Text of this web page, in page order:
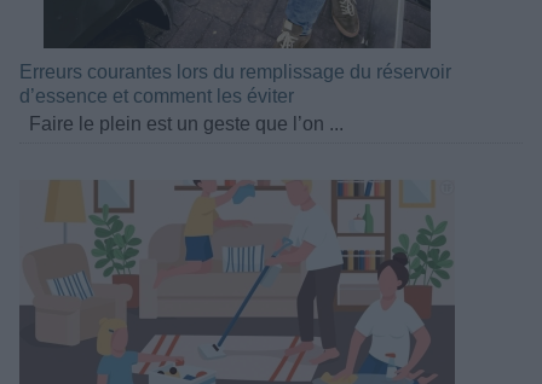
Erreurs courantes lors du remplissage du réservoir
d’essence et comment les éviter
Faire le plein est un geste que l’on ...